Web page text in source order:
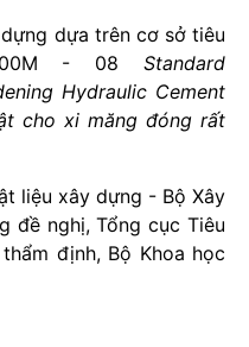
dựa trên cơ sở tiêu
- 08 Standard
Hydraulic Cement
cho xi măng đóng rất
liệu xây dựng - Bộ Xây
đề nghị, Tổng cục Tiêu
định, Bộ Khoa học